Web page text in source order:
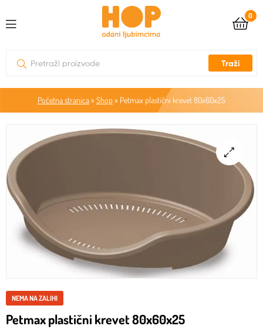
0
Traži
Početna stranica» Shop» Petmax plastični krevet 80x60x25
NEMA NA ZALIHI
Petmax plastični krevet 80x60x25